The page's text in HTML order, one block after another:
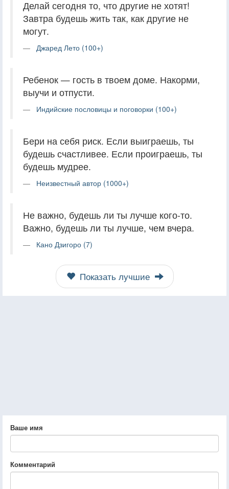
Делай сегодня то, что другие не хотят!
Завтра будешь жить так, как другие не
могут.
Джаред Лето (100+)
Ребенок — гость в твоем доме. Накорми,
выучи и отпусти.
Индийские пословицы и поговорки (100+)
Бери на себя риск. Если выиграешь, ты
будешь счастливее. Если проиграешь, ты
будешь мудрее.
Неизвестный автор (1000+)
Не важно, будешь ли ты лучше кого-то.
Важно, будешь ли ты лучше, чем вчера.
Кано Дзигоро (7)
Показать лучшие
Ваше имя
Комментарий